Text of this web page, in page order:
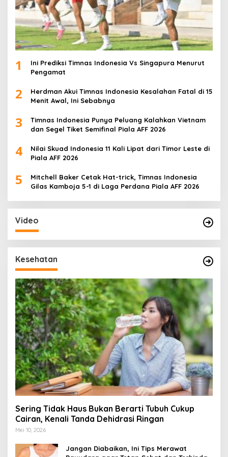
1
Ini Prediksi Timnas Indonesia Vs Singapura Menurut
Pengamat
2
Herdman Akui Timnas Indonesia Kesalahan Fatal di 15
Menit Awal, Ini Sebabnya
3
Timnas Indonesia Punya Peluang Kalahkan Vietnam
dan Segel Tiket Semifinal Piala AFF 2026
4
Nilai Skuad Indonesia 11 Kali Lipat dari Timor Leste di
Piala AFF 2026
5
Mitchell Baker Cetak Hat-trick, Timnas Indonesia
Gilas Kamboja 5-1 di Laga Perdana Piala AFF 2026
Video
Kesehatan
Sering Tidak Haus Bukan Berarti Tubuh Cukup
Cairan, Kenali Tanda Dehidrasi Ringan
Mei 10, 2026
Jangan Diabaikan, Ini Tips Merawat